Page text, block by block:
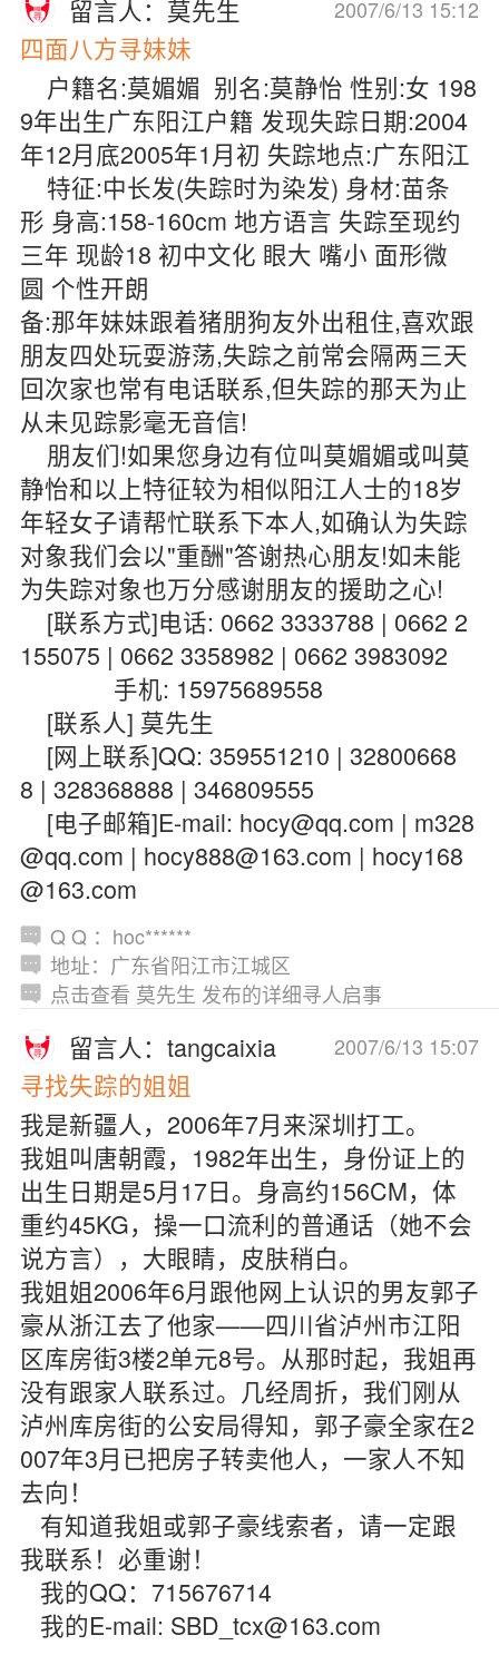
2007/6/13 15:12
留言人：莫先生
四面八方寻妹妹
户籍名:莫媚媚 别名:莫静怡 性别:女 198
9年出生广东阳江户籍 发现失踪日期:2004
年12月底2005年1月初 失踪地点:广东阳江
特征:中长发(失踪时为染发) 身材:苗条
形 身高:158-160cm 地方语言 失踪至现约
三年 现龄18 初中文化 眼大 嘴小 面形微
圆 个性开朗
备:那年妹妹跟着猪朋狗友外出租住,喜欢跟
朋友四处玩耍游荡,失踪之前常会隔两三天
回次家也常有电话联系,但失踪的那天为止
从未见踪影毫无音信!
朋友们!如果您身边有位叫莫媚媚或叫莫
静怡和以上特征较为相似阳江人士的18岁
年轻女子请帮忙联系下本人,如确认为失踪
对象我们会以"重酬"答谢热心朋友!如未能
为失踪对象也万分感谢朋友的援助之心!
[联系方式]电话: 0662 3333788 | 0662 2
155075 | 0662 3358982 | 0662 3983092
手机: 15975689558
[联系人] 莫先生
[网上联系]QQ: 359551210 | 32800668
8 | 328368888 | 346809555
[电子邮箱]E-mail: hocy@qq.com | m328
@qq.com | hocy888@163.com | hocy168
@163.com
Q Q ：hoc******
地址：广东省阳江市江城区
点击查看 莫先生 发布的详细寻人启事
2007/6/13 15:07
留言人：tangcaixia
寻找失踪的姐姐
我是新疆人，2006年7月来深圳打工。
我姐叫唐朝霞，1982年出生，身份证上的
出生日期是5月17日。身高约156CM，体
重约45KG，操一口流利的普通话（她不会
说方言），大眼睛，皮肤稍白。
我姐姐2006年6月跟他网上认识的男友郭子
豪从浙江去了他家——四川省泸州市江阳
区库房街3楼2单元8号。从那时起，我姐再
没有跟家人联系过。几经周折，我们刚从
泸州库房街的公安局得知，郭子豪全家在2
007年3月已把房子转卖他人，一家人不知
去向！
有知道我姐或郭子豪线索者，请一定跟
我联系！必重谢！
我的QQ：715676714
我的E-mail: SBD_tcx@163.com